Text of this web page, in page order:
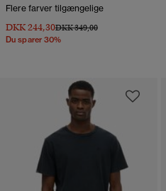
Flere farver tilgængelige
DKK 244,30Pris nedsat fra
DKK 349,00til
Du sparer 30%